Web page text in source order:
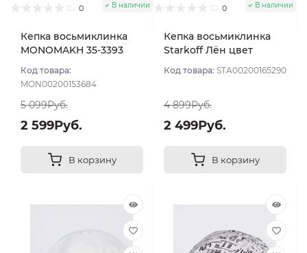
0 В наличии
Кепка восьмиклинка
MONOMAKH 35-3393
Код товара:
MON00200153684
5 099Руб.
2 599Руб.
В корзину
0 В наличии
Кепка восьмиклинка
Starkoff Лён цвет
Код товара: STA00200165290
4 899Руб.
2 499Руб.
В корзину